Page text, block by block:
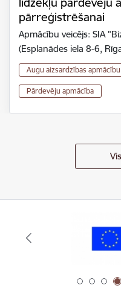
pārreģistrēšanai
Apmācību veicējs: SIA
(Esplanādes iela 8-6,
Augu aizsardzības
Pārdevēju apmācība